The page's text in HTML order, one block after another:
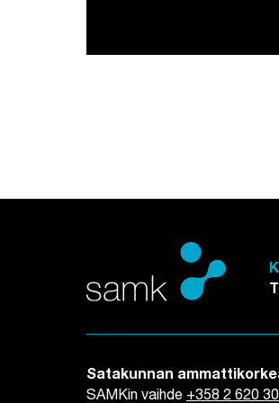
Satakunnan
SAMKin vaihde +358 2 620